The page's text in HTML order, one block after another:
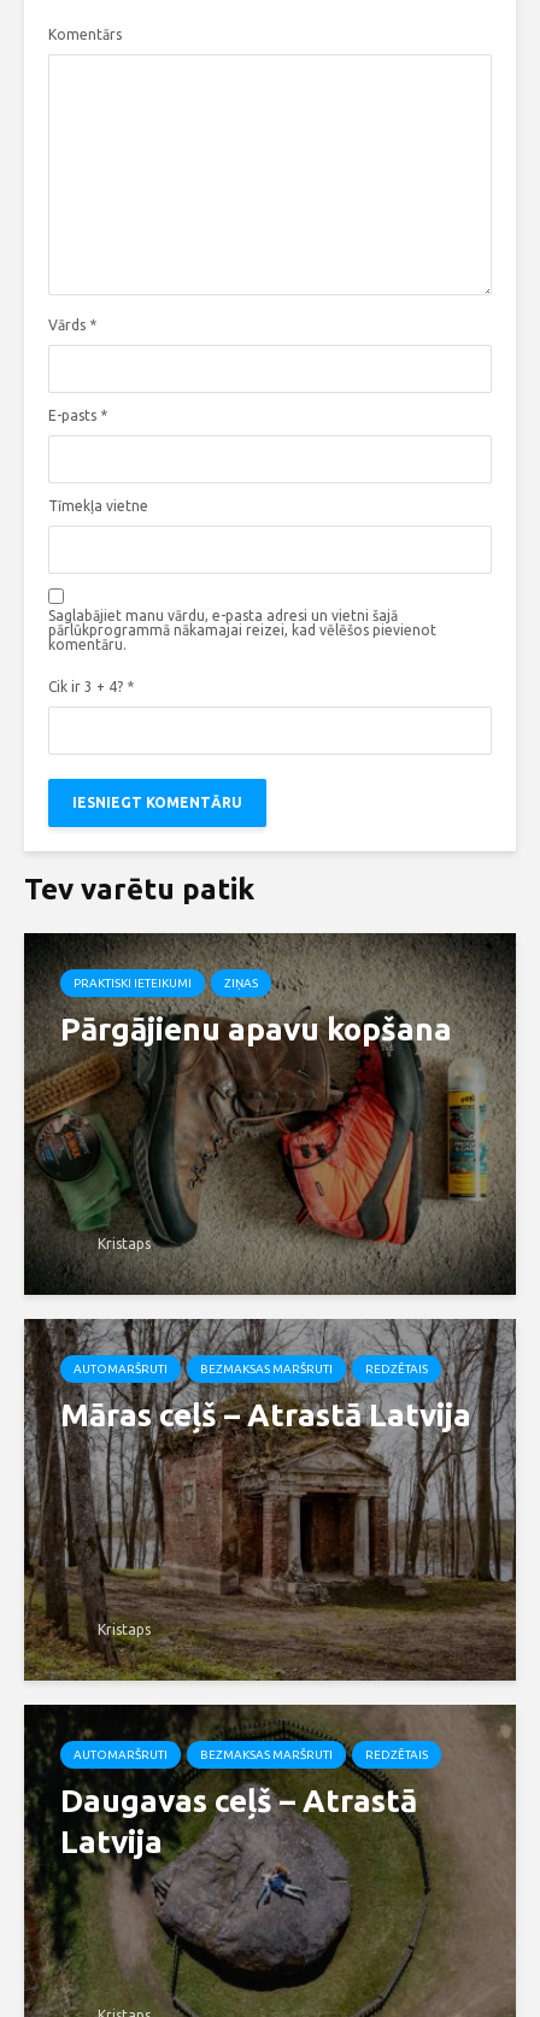
Komentārs
Vārds *
E-pasts *
Tīmekļa vietne
Saglabājiet manu vārdu, e-pasta adresi un vietni šajā
pārlūkprogrammā nākamajai reizei, kad vēlēšos pievienot
komentāru.
Cik ir 3 + 4? *
Tev varētu patik
PRAKTISKI IETEIKUMI ZIŅAS
Pārgājienu apavu kopšana
Kristaps
AUTOMARŠRUTI BEZMAKSAS MARŠRUTI REDZĒTAIS
Māras ceļš – Atrastā Latvija
Kristaps
AUTOMARŠRUTI BEZMAKSAS MARŠRUTI REDZĒTAIS
Daugavas ceļš – Atrastā
Latvija